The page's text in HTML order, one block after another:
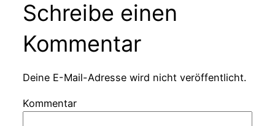
Schreibe einen
Kommentar
Deine E-Mail-Adresse wird nicht veröffentlicht.
Kommentar